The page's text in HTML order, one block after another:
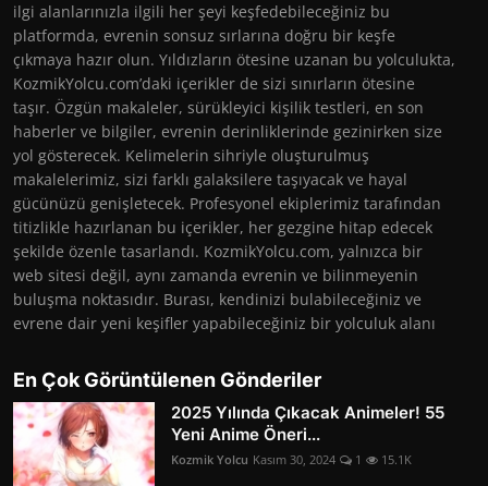
ilgi alanlarınızla ilgili her şeyi keşfedebileceğiniz bu
platformda, evrenin sonsuz sırlarına doğru bir keşfe
çıkmaya hazır olun. Yıldızların ötesine uzanan bu yolculukta,
KozmikYolcu.com’daki içerikler de sizi sınırların ötesine
taşır. Özgün makaleler, sürükleyici kişilik testleri, en son
haberler ve bilgiler, evrenin derinliklerinde gezinirken size
yol gösterecek. Kelimelerin sihriyle oluşturulmuş
makalelerimiz, sizi farklı galaksilere taşıyacak ve hayal
gücünüzü genişletecek. Profesyonel ekiplerimiz tarafından
titizlikle hazırlanan bu içerikler, her gezgine hitap edecek
şekilde özenle tasarlandı. KozmikYolcu.com, yalnızca bir
web sitesi değil, aynı zamanda evrenin ve bilinmeyenin
buluşma noktasıdır. Burası, kendinizi bulabileceğiniz ve
evrene dair yeni keşifler yapabileceğiniz bir yolculuk alanı
En Çok Görüntülenen Gönderiler
2025 Yılında Çıkacak Animeler! 55
Yeni Anime Öneri...
Kozmik Yolcu Kasım 30, 2024 1 15.1K